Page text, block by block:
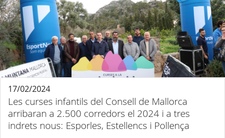
Les curses infantils del Consell de Mallorca
arribaran a 2.500 corredors el 2024 i a tres
indrets nous: Esporles, Estellencs i Pollença
17/02/2024